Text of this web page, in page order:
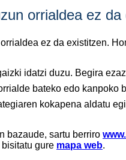
orrialdea ez da
ez da existitzen.
idatzi duzu. Begira
bateko edo kanpoko
kokapena aldatu
bazaude, sartu berriro
gure mapa web.